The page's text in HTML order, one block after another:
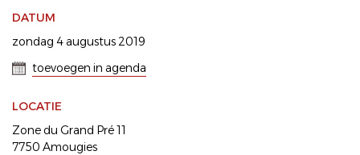
DATUM
zondag 4 augustus 2019
toevoegen in agenda
LOCATIE
Zone du Grand Pré 11
7750 Amougies